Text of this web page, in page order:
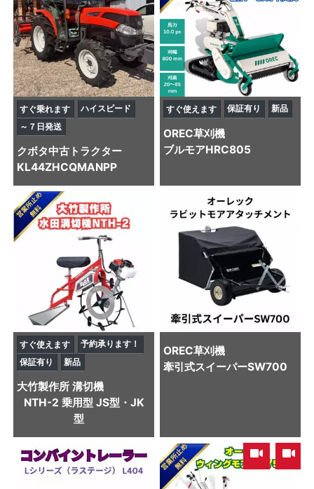
すぐ乗れます
ハイスピード
～７日発送
クボタ中古トラクター
KL44ZHCQMANPP
すぐ使えます 保証有り 新品
OREC草刈機
ブルモアHRC805
すぐ使えます
予約承ります！
保証有り
新品
大竹製作所 溝切機
NTH-2 乗用型 JS型・JK
型
OREC草刈機
牽引式スイーパーSW700